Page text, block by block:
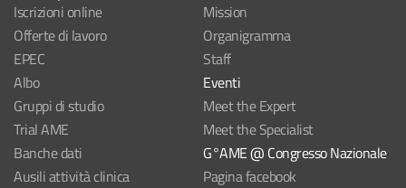
Iscrizioni online
Offerte di lavoro
EPEC
Albo
Gruppi di studio
Trial AME
Banche dati
Ausili attività clinica
Mission
Organigramma
Staff
Eventi
Meet the Expert
Meet the Specialist
G°AME @ Congresso Nazionale
Pagina facebook